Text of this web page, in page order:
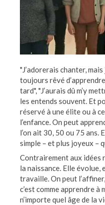
"J’adorerais chanter,
toujours rêvé
tard", "J’aurais dû m’y
les entends souvent. Et
réservé à une élite ou à
l’enfance. On peut
l’on ait 30, 50 ou 75 ans.
simple – et plus joyeux –
Contrairement aux idées
la naissance. Elle évolue,
travaille. On peut
c’est comme apprendre à
n’importe quel âge de la